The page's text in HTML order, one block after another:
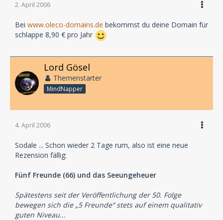
2. April 2006
Bei www.oleco-domains.de bekommst du deine Domain für
schlappe 8,90 € pro Jahr
Lord Gösel
Themenstarter
MindNapper
4. April 2006
Sodale ... Schon wieder 2 Tage rum, also ist eine neue
Rezension fällig:
Fünf Freunde (66) und das Seeungeheuer
Spätestens seit der Veröffentlichung der 50. Folge
bewegen sich die „5 Freunde“ stets auf einem qualitativ
guten Niveau...